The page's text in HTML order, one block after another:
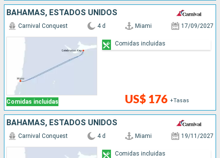
BAHAMAS, ESTADOS UNIDOS
Comidas incluidas
Carnival Conquest 4 d Miami 17/09/2027
US$ 176 +Tasas
Comidas incluidas
BAHAMAS, ESTADOS UNIDOS
Carnival Conquest 4 d Miami 19/11/2027
Comidas incluidas